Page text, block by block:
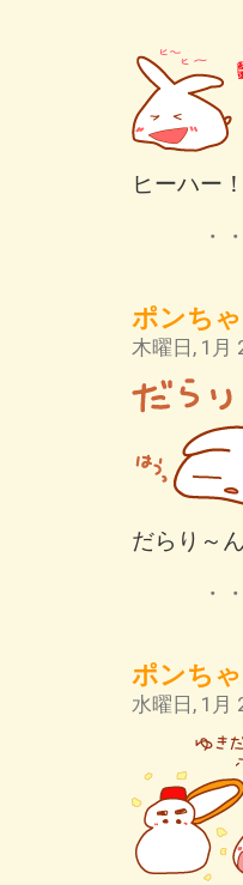
ヒーハー
・
ポンち
木曜日, 1月
だらり～
・
ポンち
水曜日, 1月